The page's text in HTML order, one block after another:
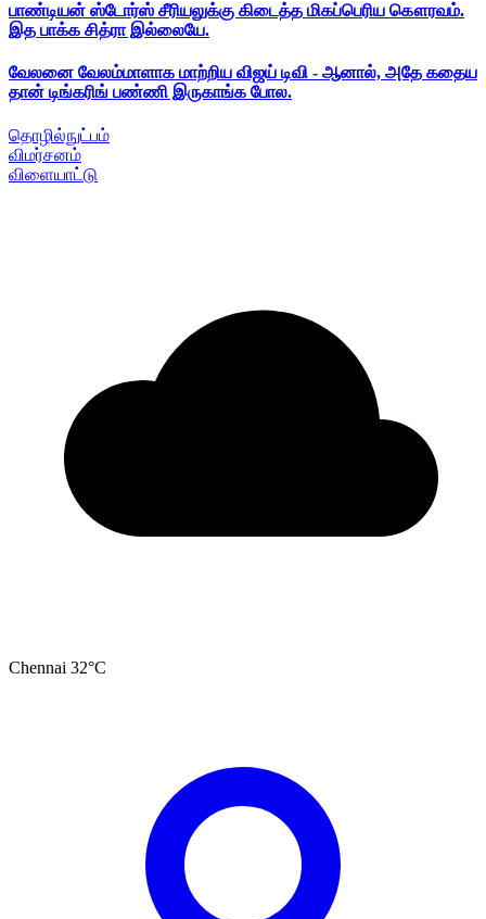
பாண்டியன் ஸ்டோர்ஸ் சீரியலுக்கு கிடைத்த மிகப்பெரிய கௌரவம்.
இத பாக்க சித்ரா இல்லையே.
வேலனை வேலம்மாளாக மாற்றிய விஜய் டிவி - ஆனால், அதே கதைய
தான் டிங்கரிங் பண்ணி இருகாங்க போல.
தொழில்நுட்பம்
விமர்சனம்
விளையாட்டு
Chennai 32°C